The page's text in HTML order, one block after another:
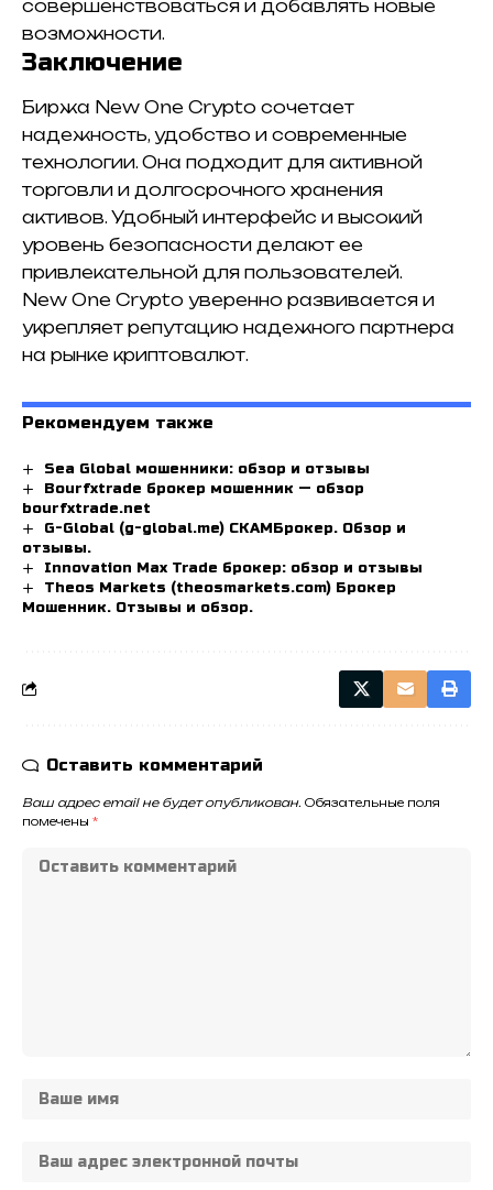
совершенствоваться и добавлять новые
возможности.
Заключение
Биржа New One Crypto сочетает
надежность, удобство и современные
технологии. Она подходит для активной
торговли и долгосрочного хранения
активов. Удобный интерфейс и высокий
уровень безопасности делают ее
привлекательной для пользователей.
New One Crypto уверенно развивается и
укрепляет репутацию надежного партнера
на рынке криптовалют.
Рекомендуем также
Sea Global мошенники: обзор и отзывы
Bourfxtrade брокер мошенник — обзор
bourfxtrade.net
G-Global (g-global.me) СКАМБрокер. Обзор и
отзывы.
Innovation Max Trade брокер: обзор и отзывы
Theos Markets (theosmarkets.com) Брокер
Мошенник. Отзывы и обзор.
Оставить комментарий
Ваш адрес email не будет опубликован. Обязательные поля
помечены *